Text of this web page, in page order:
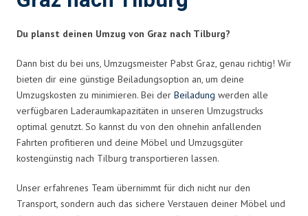
Du planst deinen Umzug von Graz nach Tilburg?
Dann bist du bei uns, Umzugsmeister Pabst Graz, genau richtig! Wir
bieten dir eine günstige Beiladungsoption an, um deine
Umzugskosten zu minimieren. Bei der Beiladung werden alle
verfügbaren Laderaumkapazitäten in unseren Umzugstrucks
optimal genutzt. So kannst du von den ohnehin anfallenden
Fahrten profitieren und deine Möbel und Umzugsgüter
kostengünstig nach Tilburg transportieren lassen.
Unser erfahrenes Team übernimmt für dich nicht nur den
Transport, sondern auch das sichere Verstauen deiner Möbel und